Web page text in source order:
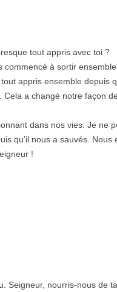
tout appris avec toi ?
commencé à sortir
appris ensemble depuis
a changé notre façon
dans nos vies. Je ne
qu’il nous a sauvés. Nous
!
Seigneur, nourris-nous de